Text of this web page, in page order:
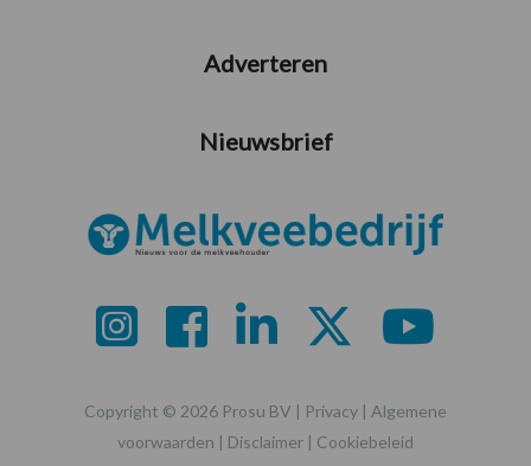
Adverteren
Nieuwsbrief
Copyright © 2026 Prosu BV | Privacy | Algemene
voorwaarden | Disclaimer | Cookiebeleid